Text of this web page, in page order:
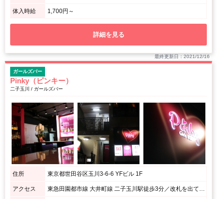
体入時給 1,700円～
詳細を見る
最終更新日：2021/12/16
ガールズバー
Pinky（ピンキー）
二子玉川 / ガールズバー
住所 東京都世田谷区玉川3-6-6 YFビル 1F
アクセス 東急田園都市線 大井町線 二子玉川駅徒歩3分／改札を出て左に道路沿い左斜め向かい側の川渕不動産とGOLD(パチンコ)の間を20m進んだ左側です。